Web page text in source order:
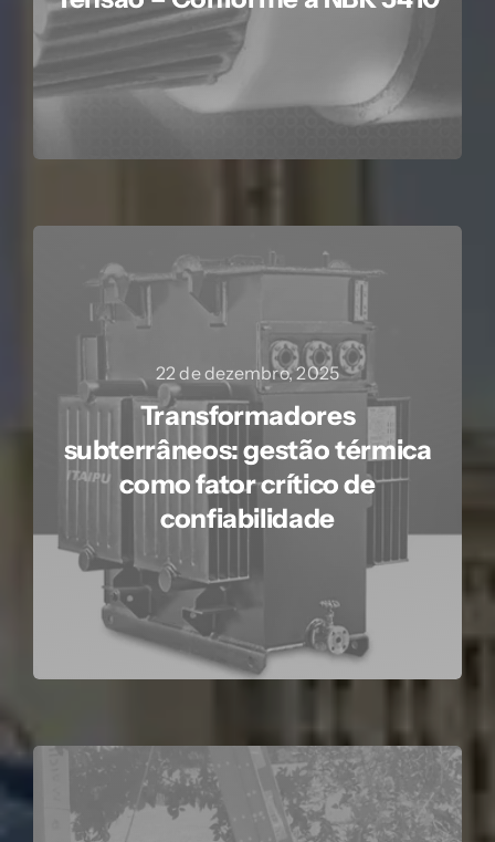
22 de dezembro, 2025
Transformadores
subterrâneos: gestão térmica
como fator crítico de
confiabilidade